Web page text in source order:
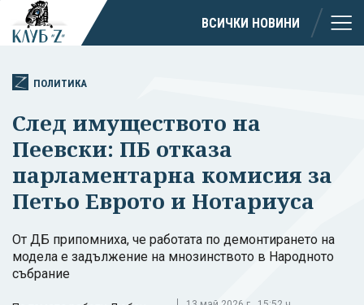
ВСИЧКИ НОВИНИ
ПОЛИТИКА
След имуществото на
Пеевски: ПБ отказа
парламентарна комисия за
Петьо Еврото и Нотариуса
От ДБ припомниха, че работата по демонтирането на
модела е задължение на мнозинството в Народното
събрание